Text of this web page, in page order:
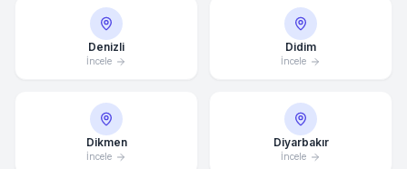
Denizli
İncele
Didim
İncele
Dikmen
İncele
Diyarbakır
İncele